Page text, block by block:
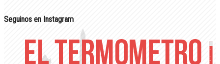
Seguinos en Instagram